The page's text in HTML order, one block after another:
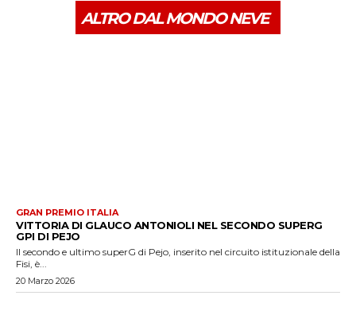
ALTRO DAL MONDO NEVE
GRAN PREMIO ITALIA
VITTORIA DI GLAUCO ANTONIOLI NEL SECONDO SUPERG
GPI DI PEJO
Il secondo e ultimo superG di Pejo, inserito nel circuito istituzionale della
Fisi, è...
20 Marzo 2026